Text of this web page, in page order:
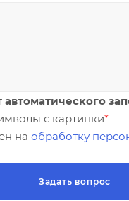
автоматического
с картинки*
на обработку